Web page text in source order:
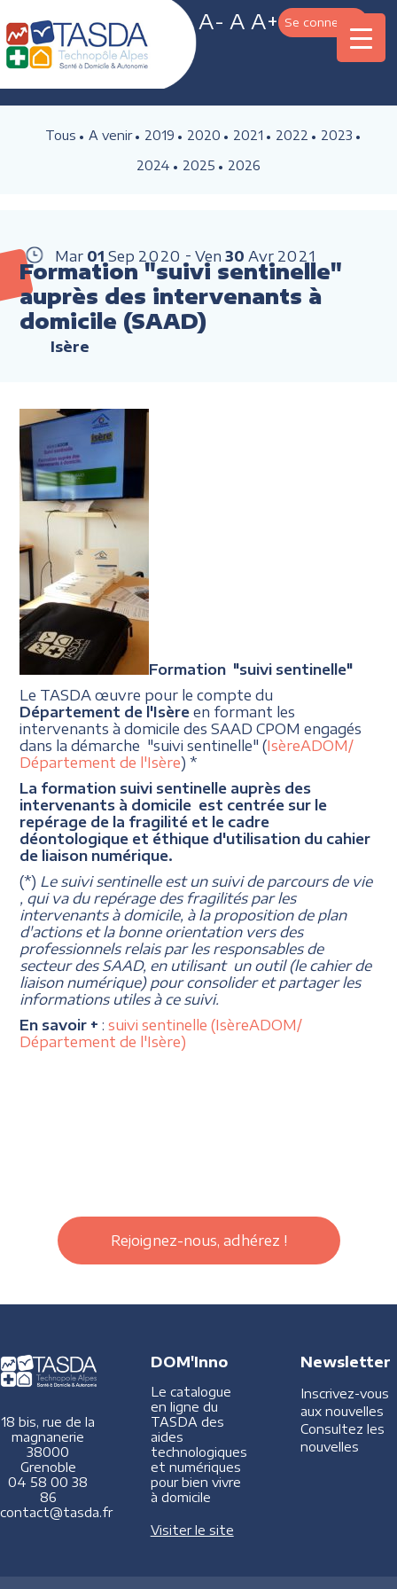
A- A A+ Se connecter
Tous A venir 2019 2020 2021 2022
2023
2024
2025 2026
Mar 01 Sep 2020 Ven 30 Avr 2021
Formation "suivi sentinelle"
auprès des intervenants à
domicile (SAAD)
Isère
Formation "suivi sentinelle"
Le TASDA œuvre pour le compte du
Département de l'Isère en formant les
intervenants à domicile des SAAD CPOM engagés
dans la démarche "suivi sentinelle" (IsèreADOM/
Département de l'Isère) *
La formation suivi sentinelle auprès des
intervenants à domicile est centrée sur le
repérage de la fragilité et le cadre
déontologique et éthique d'utilisation du cahier
de liaison numérique.
(*) Le suivi sentinelle est un suivi de parcours de vie
, qui va du repérage des fragilités par les
intervenants à domicile, à la proposition de plan
d'actions et la bonne orientation vers des
professionnels relais par les responsables de
secteur des SAAD, en utilisant un outil (le cahier de
liaison numérique) pour consolider et partager les
informations utiles à ce suivi.
En savoir + : suivi sentinelle (IsèreADOM/
Département de l'Isère)
Rejoignez-nous, adhérez !
18 bis, rue de la
magnanerie
38000
Grenoble
04 58 00 38
86
contact@tasda.fr
DOM'Inno
Le catalogue
en ligne du
TASDA des
aides
technologiques
et numériques
pour bien vivre
à domicile
Visiter le site
Newsletter
Inscrivez-vous
aux nouvelles
Consultez les
nouvelles